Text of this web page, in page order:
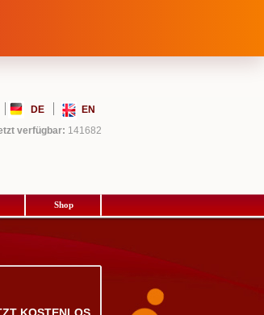
DE
EN
verfügbar: 141682
Shop